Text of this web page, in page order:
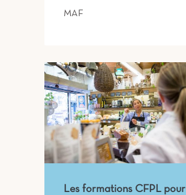
MAF
Les formations CFPL pour